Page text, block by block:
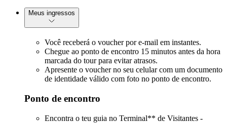
Meus ingressos
Você receberá o voucher por e-mail em instantes.
Chegue ao ponto de encontro 15 minutos antes da hora
marcada do tour para evitar atrasos.
Apresente o voucher no seu celular com um documento
de identidade válido com foto no ponto de encontro.
Ponto de encontro
Encontra o teu guia no Terminal** de Visitantes -